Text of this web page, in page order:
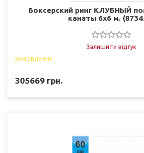
Боксерский ринг КЛУБНЫЙ
канаты 6х6 м.
Залишити відгук
ЗАМОВЛЕННЯ
305669 грн.